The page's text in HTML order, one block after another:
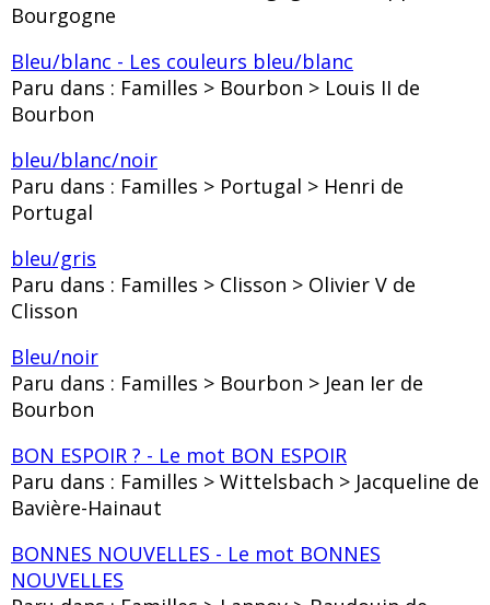
Bourgogne
Bleu/blanc - Les couleurs bleu/blanc
Paru dans : Familles > Bourbon > Louis II de
Bourbon
bleu/blanc/noir
Paru dans : Familles > Portugal > Henri de
Portugal
bleu/gris
Paru dans : Familles > Clisson > Olivier V de
Clisson
Bleu/noir
Paru dans : Familles > Bourbon > Jean Ier de
Bourbon
BON ESPOIR ? - Le mot BON ESPOIR
Paru dans : Familles > Wittelsbach > Jacqueline de
Bavière-Hainaut
BONNES NOUVELLES - Le mot BONNES
NOUVELLES